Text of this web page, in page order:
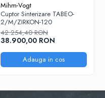
Mihm-Vogt
Cuptor Sinterizare TABEO-
2/M/ZIRKON-120
42.254,40 RON
38.900,00 RON
Adauga in cos